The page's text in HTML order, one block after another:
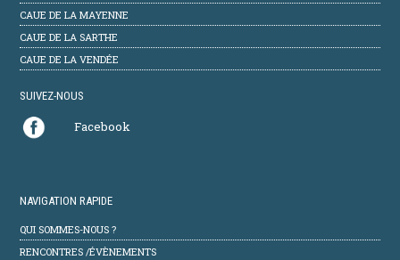
CAUE DE LA MAYENNE
CAUE DE LA SARTHE
CAUE DE LA VENDÉE
SUIVEZ-NOUS
Facebook
NAVIGATION RAPIDE
QUI SOMMES-NOUS ?
RENCONTRES /ÉVÈNEMENTS